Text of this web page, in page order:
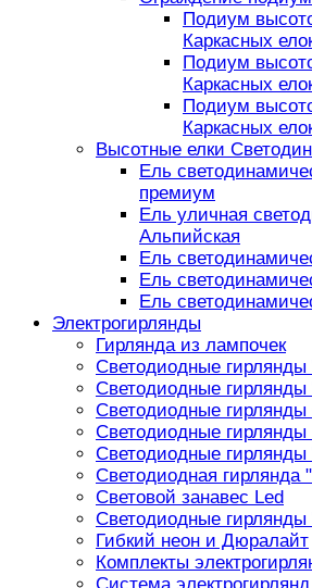
Подиум
Каркасных
Подиум
Каркасных
Подиум
Каркасных
Высотные елки
Ель
премиум
Ель уличная
Альпийская
Ель
Ель
Ель
Электрогирлянды
Гирлянда из лампочек
Светодиодные
Светодиодные
Светодиодные гирлянды
Светодиодные гирлянды
Светодиодные гирлянды
Светодиодная гирлянда
Световой занавес Led
Светодиодные
Гибкий неон и Дюралайт
Комплекты